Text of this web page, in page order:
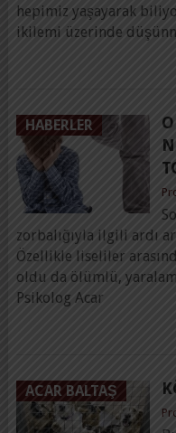
hepimiz yaşayarak
ikilemi üzerinde
HABERLER
zorbalığıyla ilgili ardı
Özellikle liseliler
oldu da ölümlü,
Psikolog Acar
ACAR BALTAŞ